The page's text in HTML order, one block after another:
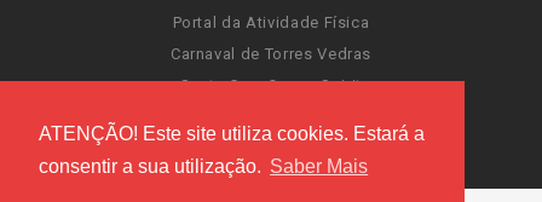
ATENÇÃO! Este site utiliza cookies. Estará a
consentir a sua utilização. Saber Mais
Portal da Atividade Física
Carnaval de Torres Vedras
Santa Cruz Ocean Spirit